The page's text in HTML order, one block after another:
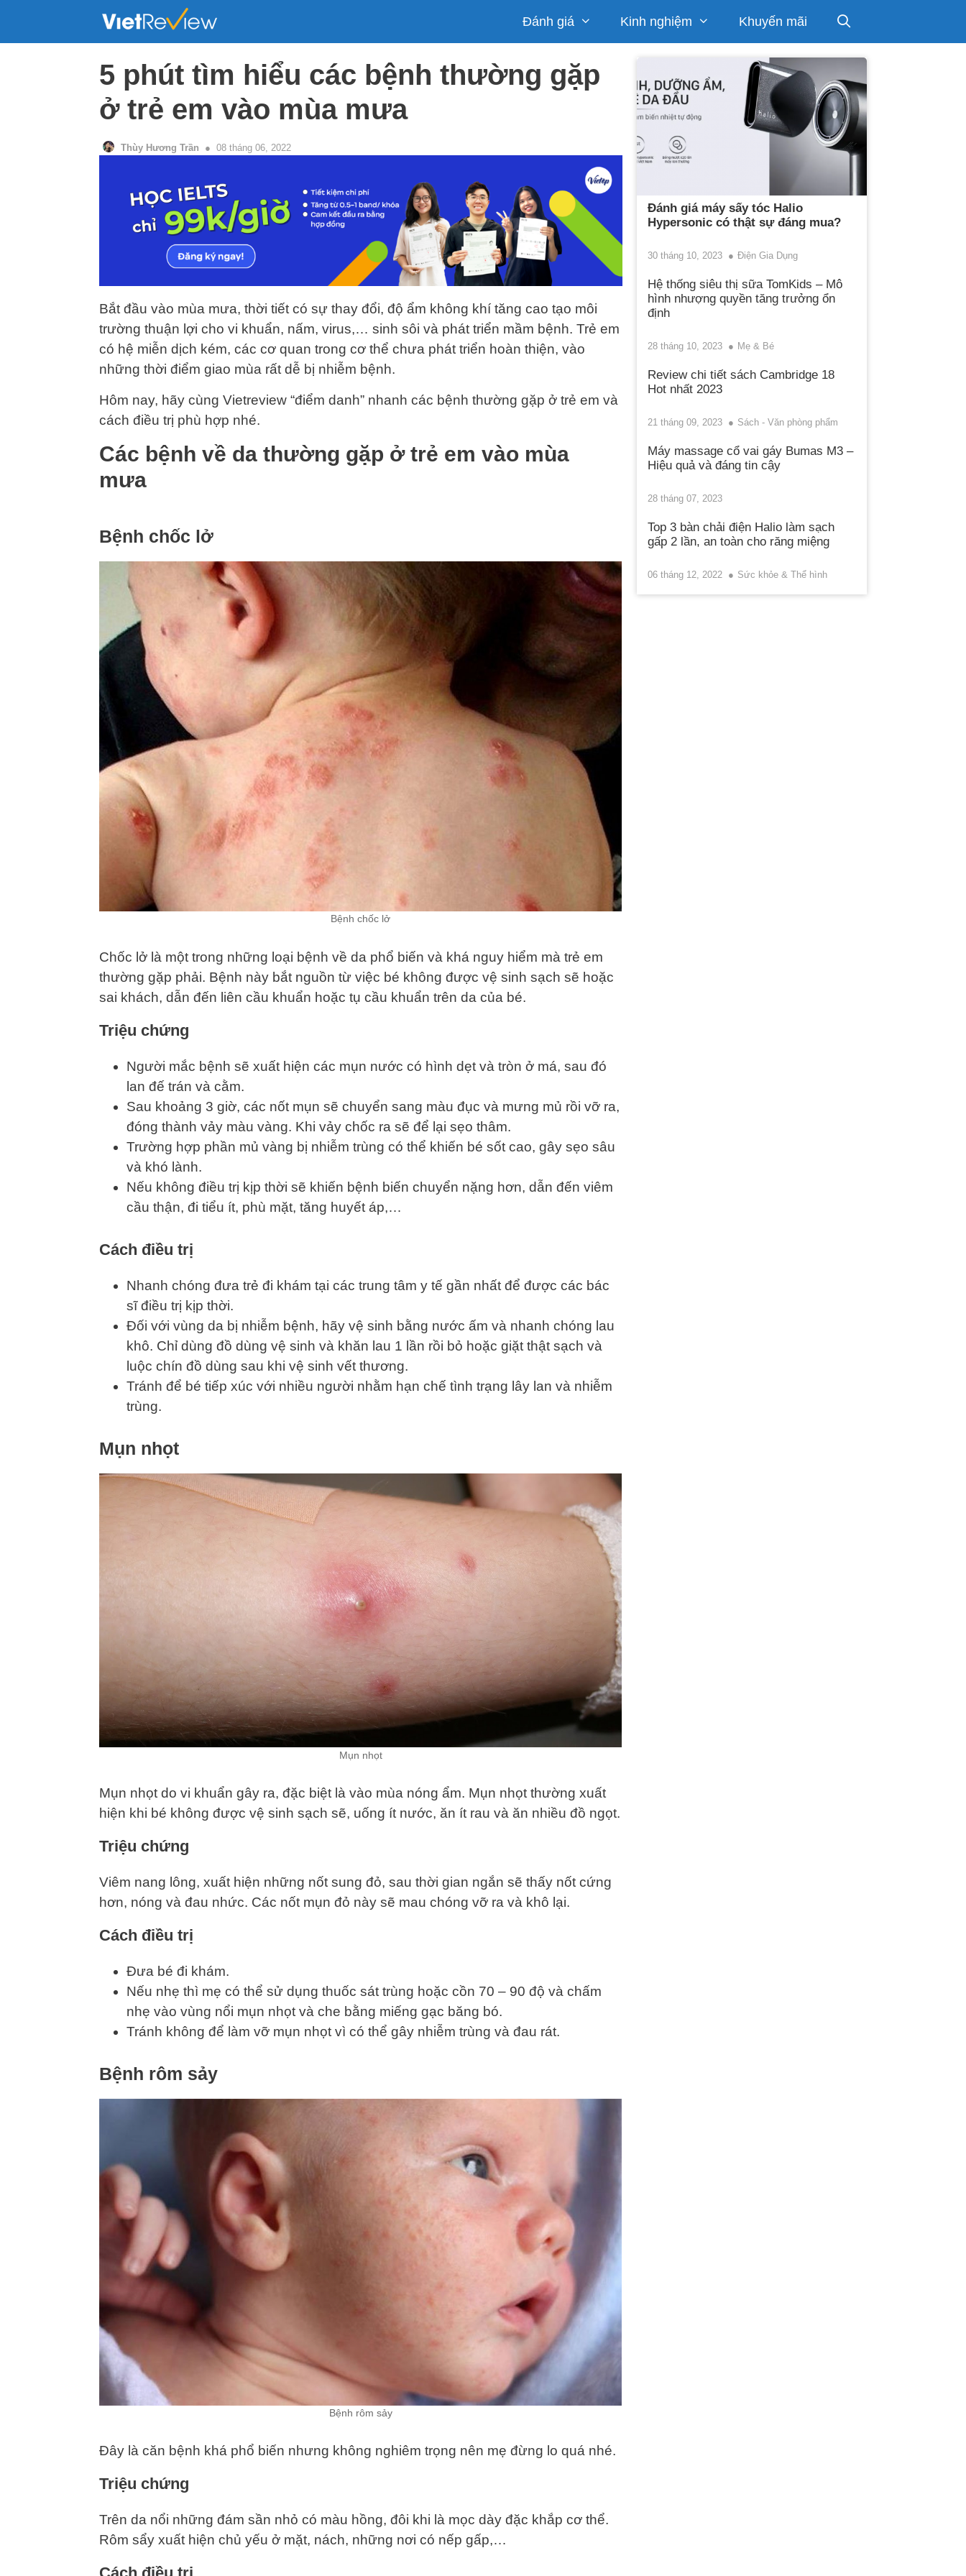
Đánh giá Kinh nghiệm Khuyến mãi
5 phút tìm hiểu các bệnh thường gặp
ở trẻ em vào mùa mưa
Thùy Hương Trần 08 tháng 06, 2022
Bắt đầu vào mùa mưa, thời tiết có sự thay đổi, độ ẩm không khí tăng cao tạo môi
trường thuận lợi cho vi khuẩn, nấm, virus,… sinh sôi và phát triển mầm bệnh. Trẻ em
có hệ miễn dịch kém, các cơ quan trong cơ thể chưa phát triển hoàn thiện, vào
những thời điểm giao mùa rất dễ bị nhiễm bệnh.
Hôm nay, hãy cùng Vietreview “điểm danh” nhanh các bệnh thường gặp ở trẻ em và
cách điều trị phù hợp nhé.
Các bệnh về da thường gặp ở trẻ em vào mùa
mưa
Bệnh chốc lở
Bệnh chốc lở
Chốc lở là một trong những loại bệnh về da phổ biến và khá nguy hiểm mà trẻ em
thường gặp phải. Bệnh này bắt nguồn từ việc bé không được vệ sinh sạch sẽ hoặc
sai khách, dẫn đến liên cầu khuẩn hoặc tụ cầu khuẩn trên da của bé.
Triệu chứng
Người mắc bệnh sẽ xuất hiện các mụn nước có hình dẹt và tròn ở má, sau đó
lan đế trán và cằm.
Sau khoảng 3 giờ, các nốt mụn sẽ chuyển sang màu đục và mưng mủ rồi vỡ ra,
đóng thành vảy màu vàng. Khi vảy chốc ra sẽ để lại sẹo thâm.
Trường hợp phần mủ vàng bị nhiễm trùng có thể khiến bé sốt cao, gây sẹo sâu
và khó lành.
Nếu không điều trị kịp thời sẽ khiến bệnh biến chuyển nặng hơn, dẫn đến viêm
cầu thận, đi tiểu ít, phù mặt, tăng huyết áp,…
Cách điều trị
Nhanh chóng đưa trẻ đi khám tại các trung tâm y tế gần nhất để được các bác
sĩ điều trị kịp thời.
Đối với vùng da bị nhiễm bệnh, hãy vệ sinh bằng nước ấm và nhanh chóng lau
khô. Chỉ dùng đồ dùng vệ sinh và khăn lau 1 lần rồi bỏ hoặc giặt thật sạch và
luộc chín đồ dùng sau khi vệ sinh vết thương.
Tránh để bé tiếp xúc với nhiều người nhằm hạn chế tình trạng lây lan và nhiễm
trùng.
Mụn nhọt
Mụn nhọt
Mụn nhọt do vi khuẩn gây ra, đặc biệt là vào mùa nóng ẩm. Mụn nhọt thường xuất
hiện khi bé không được vệ sinh sạch sẽ, uống ít nước, ăn ít rau và ăn nhiều đồ ngọt.
Triệu chứng
Viêm nang lông, xuất hiện những nốt sung đỏ, sau thời gian ngắn sẽ thấy nốt cứng
hơn, nóng và đau nhức. Các nốt mụn đỏ này sẽ mau chóng vỡ ra và khô lại.
Cách điều trị
Đưa bé đi khám.
Nếu nhẹ thì mẹ có thể sử dụng thuốc sát trùng hoặc cồn 70 – 90 độ và chấm
nhẹ vào vùng nổi mụn nhọt và che bằng miếng gạc băng bó.
Tránh không để làm vỡ mụn nhọt vì có thể gây nhiễm trùng và đau rát.
Bệnh rôm sảy
Bệnh rôm sảy
Đây là căn bệnh khá phổ biến nhưng không nghiêm trọng nên mẹ đừng lo quá nhé.
Triệu chứng
Trên da nổi những đám sần nhỏ có màu hồng, đôi khi là mọc dày đặc khắp cơ thể.
Rôm sẩy xuất hiện chủ yếu ở mặt, nách, những nơi có nếp gấp,…
Đánh giá máy sấy tóc Halio
Hypersonic có thật sự đáng mua?
30 tháng 10, 2023 Điện Gia Dụng
Hệ thống siêu thị sữa TomKids – Mô
hình nhượng quyền tăng trưởng ổn
định
28 tháng 10, 2023 Mẹ & Bé
Review chi tiết sách Cambridge 18
Hot nhất 2023
21 tháng 09, 2023 Sách - Văn phòng phẩm
Máy massage cổ vai gáy Bumas M3 –
Hiệu quả và đáng tin cậy
28 tháng 07, 2023
Top 3 bàn chải điện Halio làm sạch
gấp 2 lần, an toàn cho răng miệng
06 tháng 12, 2022 Sức khỏe & Thể hình